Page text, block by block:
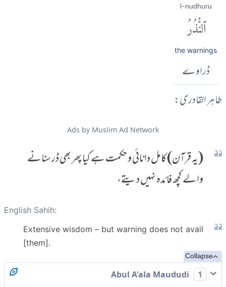
l-nudhuru
ٱلنُّذُرُ
the warnings
ڈراوے
طاہر القادری:
Ads by Muslim Ad Network
(یہ قرآن) کامل دانائی و حکمت ہے کیا پھر بھی ڈر سنانے
والے کچھ فائدہ نہیں دیتے،
English Sahih:
Extensive wisdom – but warning does not avail
[them].
Collapse
1